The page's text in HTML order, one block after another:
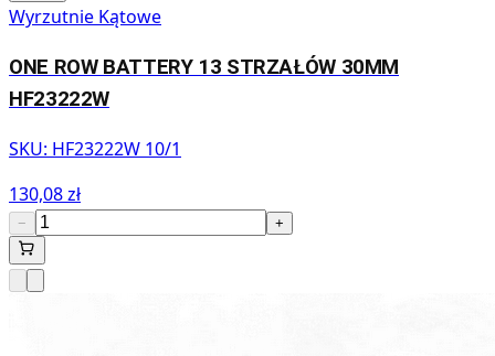
Wyrzutnie Kątowe
ONE ROW BATTERY 13 STRZAŁÓW 30MM
HF23222W
SKU: HF23222W 10/1
130,08 zł
− +